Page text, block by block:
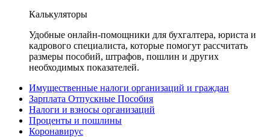
Калькуляторы
Удобные онлайн-помощники для бухгалтера, юриста и
кадрового специалиста, которые помогут рассчитать
размеры пособий, штрафов, пошлин и других
необходимых показателей.
Имущественные налоги организаций и граждан
Зарплата Отпускные Пособия
Налоги и взносы организаций
Проценты и пошлины
Коронавирус